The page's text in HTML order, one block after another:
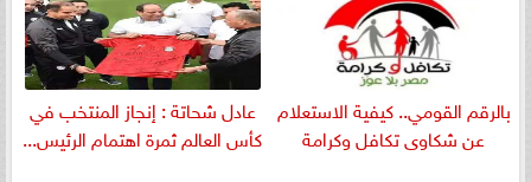
بالرقم القومي.. كيفية الاستعلام
عن شكاوى تكافل وكرامة
عادل شحاتة : إنجاز المنتخب في
كأس العالم ثمرة اهتمام الرئيس...